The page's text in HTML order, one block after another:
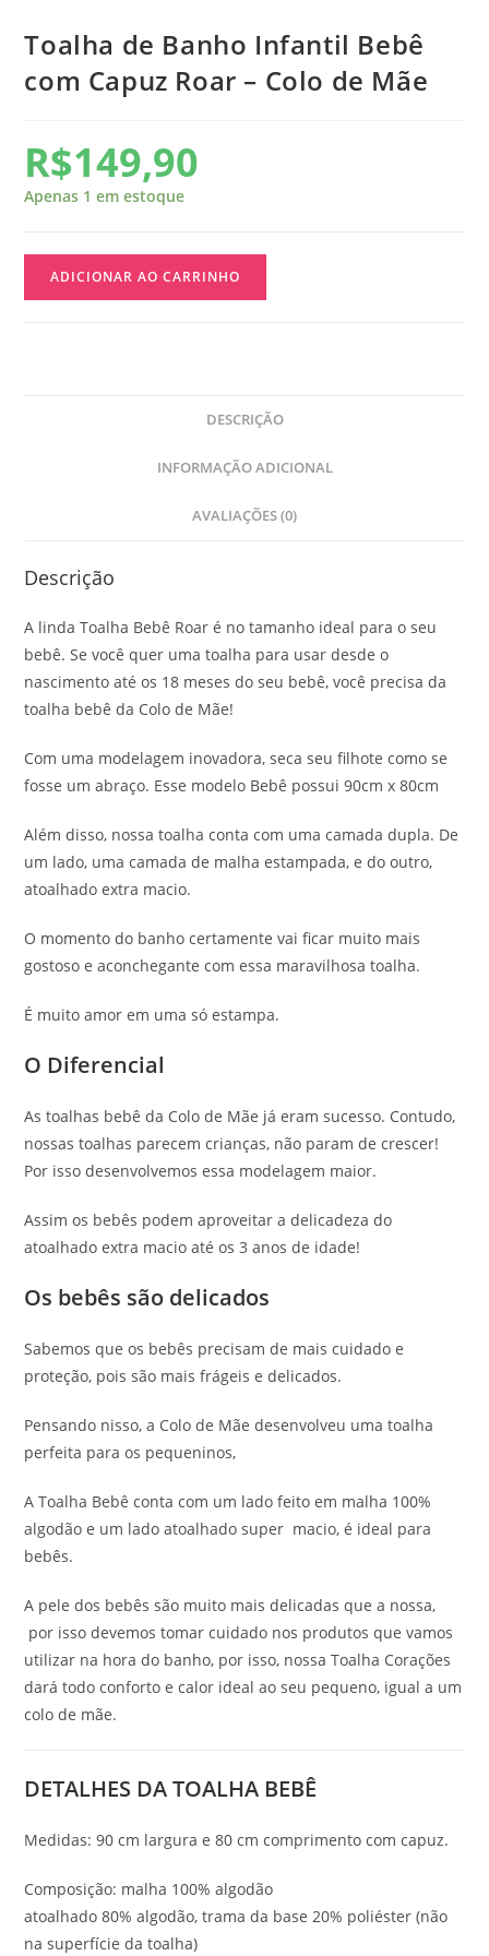
Toalha de Banho Infantil Bebê
com Capuz Roar – Colo de Mãe
R$149,90
Apenas 1 em estoque
ADICIONAR AO CARRINHO
DESCRIÇÃO
INFORMAÇÃO ADICIONAL
AVALIAÇÕES (0)
Descrição
A linda Toalha Bebê Roar é no tamanho ideal para o seu
bebê. Se você quer uma toalha para usar desde o
nascimento até os 18 meses do seu bebê, você precisa da
toalha bebê da Colo de Mãe!
Com uma modelagem inovadora, seca seu filhote como se
fosse um abraço. Esse modelo Bebê possui 90cm x 80cm
Além disso, nossa toalha conta com uma camada dupla. De
um lado, uma camada de malha estampada, e do outro,
atoalhado extra macio.
O momento do banho certamente vai ficar muito mais
gostoso e aconchegante com essa maravilhosa toalha.
É muito amor em uma só estampa.
O Diferencial
As toalhas bebê da Colo de Mãe já eram sucesso. Contudo,
nossas toalhas parecem crianças, não param de crescer!
Por isso desenvolvemos essa modelagem maior.
Assim os bebês podem aproveitar a delicadeza do
atoalhado extra macio até os 3 anos de idade!
Os bebês são delicados
Sabemos que os bebês precisam de mais cuidado e
proteção, pois são mais frágeis e delicados.
Pensando nisso, a Colo de Mãe desenvolveu uma toalha
perfeita para os pequeninos,
A Toalha Bebê conta com um lado feito em malha 100%
algodão e um lado atoalhado super macio, é ideal para
bebês.
A pele dos bebês são muito mais delicadas que a nossa,
por isso devemos tomar cuidado nos produtos que vamos
utilizar na hora do banho, por isso, nossa Toalha Corações
dará todo conforto e calor ideal ao seu pequeno, igual a um
colo de mãe.
DETALHES DA TOALHA BEBÊ
Medidas: 90 cm largura e 80 cm comprimento com capuz.
Composição: malha 100% algodão
atoalhado 80% algodão, trama da base 20% poliéster (não
na superfície da toalha)